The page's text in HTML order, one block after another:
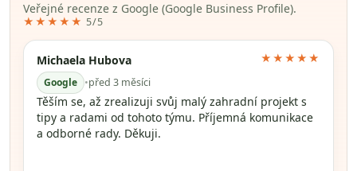
Veřejné recenze z Google (Google Business Profile).
★★★★★ 5/5
Michaela Hubova
Google •před 3 měsíci
★★★★★
Těším se, až zrealizuji svůj malý zahradní projekt s
tipy a radami od tohoto týmu. Příjemná komunikace
a odborné rady. Děkuji.